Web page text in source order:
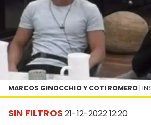
SIN FILTROS 21-12-2022 12:20
MARCOS GINOCCHIO Y COTI ROMERO |